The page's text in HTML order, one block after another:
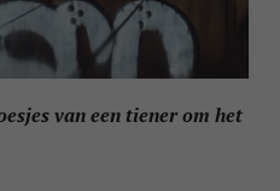
van een tiener om het